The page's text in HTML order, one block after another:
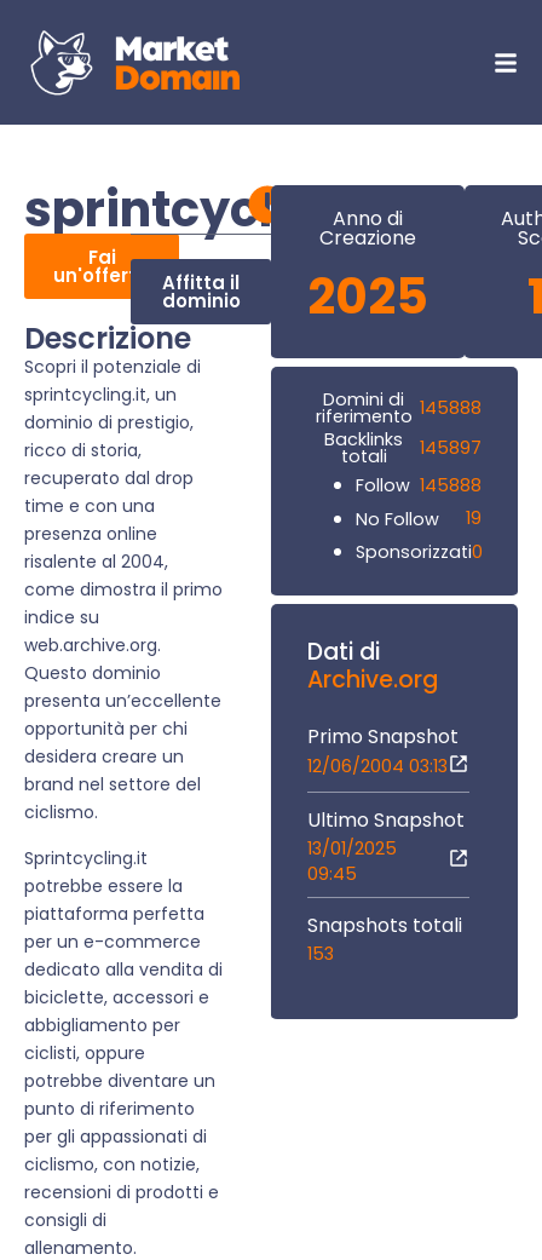
sprintcycling.it
Fai
un'offerta Affitta il
dominio
Descrizione
Scopri il potenziale di
sprintcycling.it, un
dominio di prestigio,
ricco di storia,
recuperato dal drop
time e con una
presenza online
risalente al 2004,
come dimostra il primo
indice su
web.archive.org.
Questo dominio
presenta un’eccellente
opportunità per chi
desidera creare un
brand nel settore del
ciclismo.
Sprintcycling.it
potrebbe essere la
piattaforma perfetta
per un e-commerce
dedicato alla vendita di
biciclette, accessori e
abbigliamento per
ciclisti, oppure
potrebbe diventare un
punto di riferimento
per gli appassionati di
ciclismo, con notizie,
recensioni di prodotti e
consigli di
allenamento.
Anno di
Creazione
2025
Domini di
riferimento 145888
Backlinks
totali
145897
Follow 145888
No Follow
19
Sponsorizzati0
Dati di
Archive.org
Primo Snapshot
12/06/2004 03:13
Ultimo Snapshot
13/01/2025
09:45
Snapshots totali
153